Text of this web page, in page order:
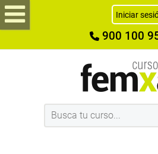
Iniciar
900 100